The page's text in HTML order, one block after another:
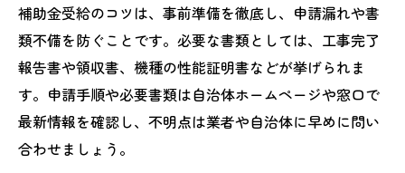
補助金受給のコツは、事前準備を徹底し、申請漏れや書
類不備を防ぐことです。必要な書類としては、工事完了
報告書や領収書、機種の性能証明書などが挙げられま
す。申請手順や必要書類は自治体ホームページや窓口で
最新情報を確認し、不明点は業者や自治体に早めに問い
合わせましょう。